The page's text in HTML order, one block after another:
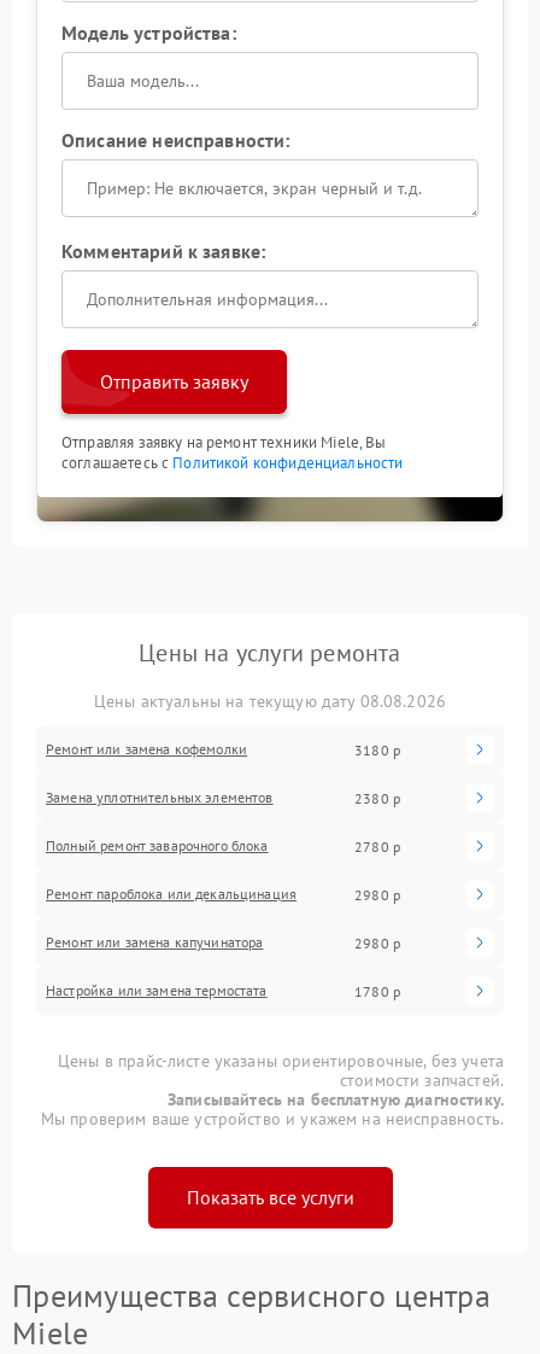
Модель устройства:
Описание неисправности:
Комментарий к заявке:
Отправить заявку
Отправляя заявку на ремонт техники Miele, Вы
соглашаетесь с Политикой конфиденциальности
Цены на услуги ремонта
Цены актуальны на текущую дату 08.08.2026
Ремонт или замена кофемолки 3180 р
Замена уплотнительных элементов 2380 р
Полный ремонт заварочного блока 2780 р
Ремонт пароблока или декальцинация 2980 р
Ремонт или замена капучинатора 2980 р
Настройка или замена термостата 1780 р
Цены в прайс-листе указаны ориентировочные, без учета
стоимости запчастей.
Записывайтесь на бесплатную диагностику.
Мы проверим ваше устройство и укажем на неисправность.
Показать все услуги
Преимущества сервисного центра
Miele